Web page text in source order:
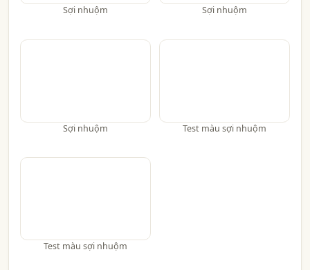
Sợi nhuộm Sợi nhuộm
Sợi nhuộm Test màu sợi nhuộm
Test màu sợi nhuộm